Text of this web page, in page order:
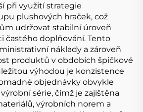
při využití strategie
plushových hraček, což
udržovat stabilní úroveň
častého doplňování. Tento
náklady a zároveň
produktů v obdobích špičkové
výhodou je konzistence
objednávky obvykle
série, čímž je zajištěna
výrobních norem a